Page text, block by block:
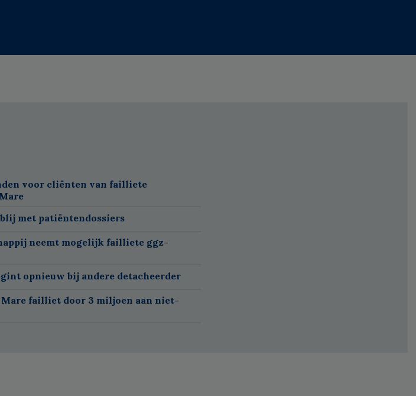
voor cliënten van failliete
met patiëntendossiers
neemt mogelijk failliete ggz-
opnieuw bij andere detacheerder
Mare failliet door 3 miljoen aan niet-